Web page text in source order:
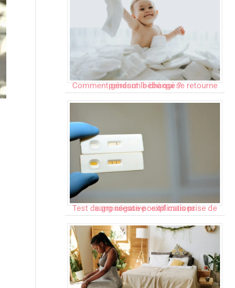
Comment gérer un bébé qui se retourne pendant le change ?
Test de grossesse positif mais prise de sang négative : explications